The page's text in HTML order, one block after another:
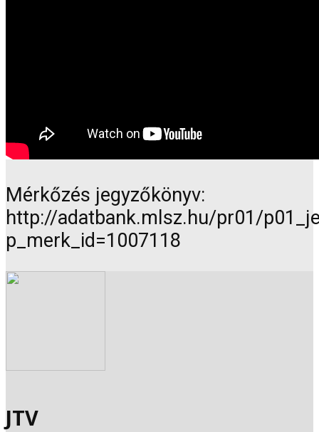
Mérkőzés jegyzőkönyv:
http://adatbank.mlsz.hu/pr01/
p_merk_id=1007118
JTV